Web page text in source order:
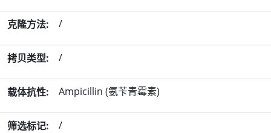
克隆方法: /
拷贝类型: /
载体抗性: Ampicillin (氨苄青霉素)
筛选标记: /